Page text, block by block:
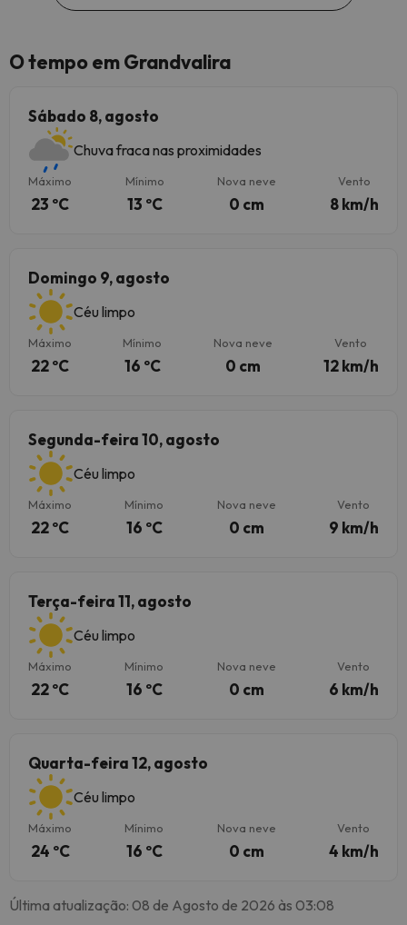
O tempo em Grandvalira
Sábado 8, agosto
Chuva fraca nas proximidades
Máximo
23 ºC
Mínimo
13 ºC
Nova neve
0 cm
Vento
8 km/h
Domingo 9, agosto
Céu limpo
Máximo
22 ºC
Mínimo
16 ºC
Nova neve
0 cm
Vento
12 km/h
Segunda-feira 10, agosto
Céu limpo
Máximo
22 ºC
Mínimo
16 ºC
Nova neve
0 cm
Vento
9 km/h
Terça-feira 11, agosto
Céu limpo
Máximo
22 ºC
Mínimo
16 ºC
Nova neve
0 cm
Vento
6 km/h
Quarta-feira 12, agosto
Céu limpo
Máximo
24 ºC
Mínimo
16 ºC
Nova neve
0 cm
Vento
4 km/h
Última atualização: 08 de Agosto de 2026 às 03:08